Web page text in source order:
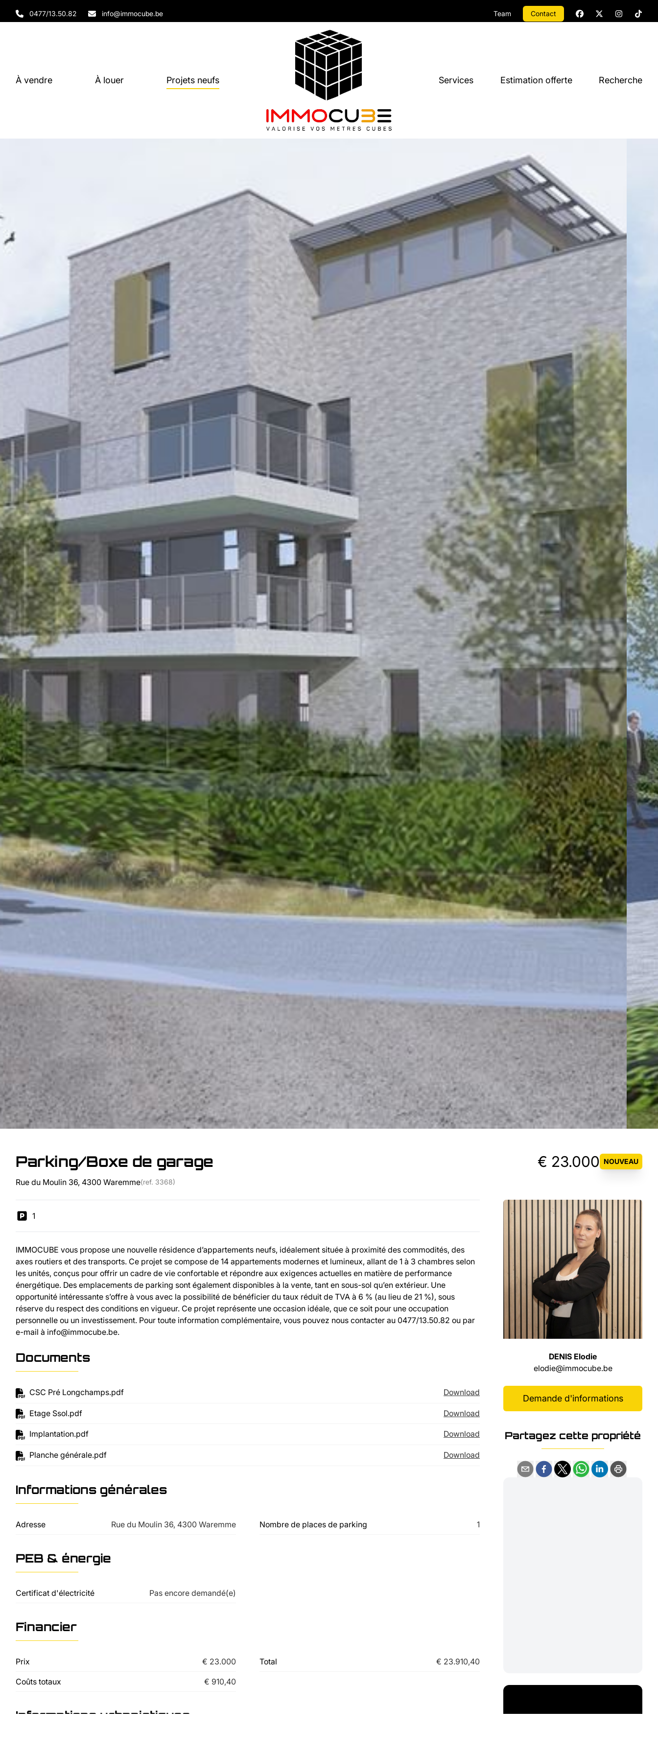
0477/13.50.82 info@immocube.be Team Contact
À vendre À louer Projets neufs Services Estimation offerte Recherche
Parking/Boxe de garage € 23.000 NOUVEAU
Rue du Moulin 36, 4300 Waremme(ref. 3368)
1
IMMOCUBE vous propose une nouvelle résidence d’appartements neufs, idéalement située à proximité des commodités, des
axes routiers et des transports. Ce projet se compose de 14 appartements modernes et lumineux, allant de 1 à 3 chambres selon
les unités, conçus pour offrir un cadre de vie confortable et répondre aux exigences actuelles en matière de performance
énergétique. Des emplacements de parking sont également disponibles à la vente, tant en sous-sol qu’en extérieur. Une
opportunité intéressante s’offre à vous avec la possibilité de bénéficier du taux réduit de TVA à 6 % (au lieu de 21 %), sous
réserve du respect des conditions en vigueur. Ce projet représente une occasion idéale, que ce soit pour une occupation
personnelle ou un investissement. Pour toute information complémentaire, vous pouvez nous contacter au 0477/13.50.82 ou par
e-mail à info@immocube.be.
Documents
CSC Pré Longchamps.pdf Download
Etage Ssol.pdf Download
Implantation.pdf Download
Planche générale.pdf Download
Informations générales
Adresse Rue du Moulin 36, 4300 Waremme Nombre de places de parking 1
PEB & énergie
Certificat d'électricité Pas encore demandé(e)
Financier
Prix € 23.000 Total € 23.910,40
Coûts totaux € 910,40
Informations urbanistiques
DENIS Elodie
elodie@immocube.be
Demande d'informations
Partagez cette propriété